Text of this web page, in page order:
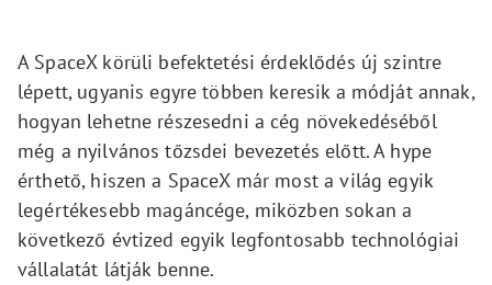
A SpaceX körüli befektetési érdeklődés új szintre
lépett, ugyanis egyre többen keresik a módját annak,
hogyan lehetne részesedni a cég növekedéséből
még a nyilvános tőzsdei bevezetés előtt. A hype
érthető, hiszen a SpaceX már most a világ egyik
legértékesebb magáncége, miközben sokan a
következő évtized egyik legfontosabb technológiai
vállalatát látják benne.